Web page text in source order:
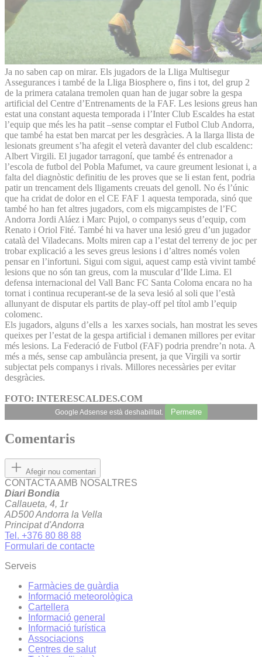
Ja no saben cap on mirar. Els jugadors de la Lliga Multisegur
Assegurances i també de la Lliga Biosphere o, fins i tot, del grup 2
de la primera catalana tremolen quan han de jugar sobre la gespa
artificial del Centre d’Entrenaments de la FAF. Les lesions greus han
estat una constant aquesta temporada i l’Inter Club Escaldes ha estat
l’equip que més les ha patit –sense comptar el Futbol Club Andorra,
que també ha estat ben marcat per les desgràcies. A la llarga llista de
lesionats greument s’ha afegit el veterà davanter del club escaldenc:
Albert Virgili. El jugador tarragoní, que també és entrenador a
l’escola de futbol del Pobla Mafumet, va caure greument lesionat i, a
falta del diagnòstic definitiu de les proves que se li estan fent, podria
patir un trencament dels lligaments creuats del genoll. No és l’únic
que ha cridat de dolor en el CE FAF 1 aquesta temporada, sinó que
també ho han fet altres jugadors, com els migcampistes de l’FC
Andorra Jordi Aláez i Marc Pujol, o companys seus d’equip, com
Renato i Oriol Fité. També hi va haver una lesió greu d’un jugador
català del Viladecans. Molts miren cap a l’estat del terreny de joc per
trobar explicació a les seves greus lesions i d’altres només volen
pensar en l’infortuni. Sigui com sigui, aquest camp està vivint també
lesions que no són tan greus, com la muscular d’Ilde Lima. El
defensa internacional del Vall Banc FC Santa Coloma encara no ha
tornat i continua recuperant-se de la seva lesió al soli que l’està
allunyant de disputar els partits de play-off pel títol amb l’equip
colomenc.
Els jugadors, alguns d’ells a les xarxes socials, han mostrat les seves
queixes per l’estat de la gespa artificial i demanen millores per evitar
més lesions. La Federació de Futbol (FAF) podria prendre’n nota. A
més a més, sense cap ambulància present, ja que Virgili va sortir
subjectat pels companys i rivals. Millores necessàries per evitar
desgràcies.
FOTO: INTERESCALDES.COM
Google Adsense està deshabilitat. Permetre
Comentaris
Afegir nou comentari
CONTACTA AMB NOSALTRES
Diari Bondia
Callaueta, 4, 1r
AD500 Andorra la Vella
Principat d'Andorra
Tel. +376 80 88 88
Formulari de contacte
Serveis
Farmàcies de guàrdia
Informació meteorològica
Cartellera
Informació general
Informació turística
Associacions
Centres de salut